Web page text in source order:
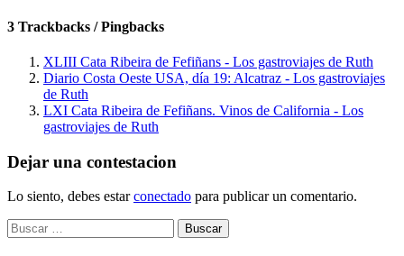
3 Trackbacks / Pingbacks
XLIII Cata Ribeira de Fefiñans - Los gastroviajes de Ruth
Diario Costa Oeste USA, día 19: Alcatraz - Los gastroviajes
de Ruth
LXI Cata Ribeira de Fefiñans. Vinos de California - Los
gastroviajes de Ruth
Dejar una contestacion
Lo siento, debes estarconectado para publicar un comentario.
Buscar: